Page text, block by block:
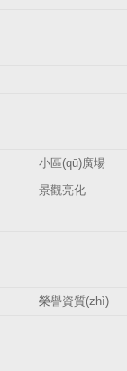
小區(qū)廣場
景觀亮化
榮譽資質(zhì)